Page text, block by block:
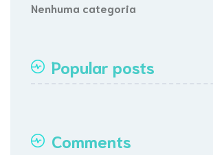
Nenhuma categoria
Popular posts
Comments